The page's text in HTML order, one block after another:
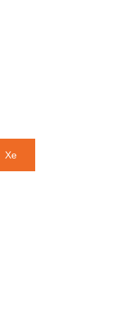
Xe